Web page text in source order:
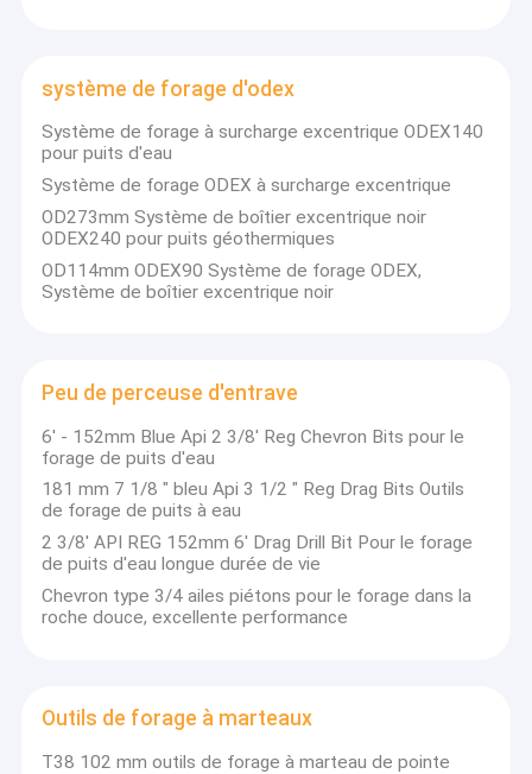
En bas du marteau de trou
Peu de perceuse de DTH
système de forage d'odex
Peu de perceuse d'entrave
Outils de forage à marteaux
Buttons coniques
Broyeur à boutons
système de forage d'odex
Système de forage à surcharge excentrique ODEX140
pour puits d'eau
Système de forage ODEX à surcharge excentrique
OD273mm Système de boîtier excentrique noir
ODEX240 pour puits géothermiques
OD114mm ODEX90 Système de forage ODEX,
Système de boîtier excentrique noir
Peu de perceuse d'entrave
6' - 152mm Blue Api 2 3/8' Reg Chevron Bits pour le
forage de puits d'eau
181 mm 7 1/8 " bleu Api 3 1/2 " Reg Drag Bits Outils
de forage de puits à eau
2 3/8' API REG 152mm 6' Drag Drill Bit Pour le forage
de puits d'eau longue durée de vie
Chevron type 3/4 ailes piétons pour le forage dans la
roche douce, excellente performance
Outils de forage à marteaux
T38 102 mm outils de forage à marteau de pointe
forage DTH et
forage à
marteau
outils sont
largement
utilisés dans
applications
de forage, y
quarrying, le
puits d'eau,
etc.
Nous pouvons
fournir des
spécifications:
La portée des
marteaux DTH
mm à 600 mm
Bits
Range
des
marteaux
Région
des
bits
RC: 84
Fil de
3 à 4,5
pouces de
de
normale et